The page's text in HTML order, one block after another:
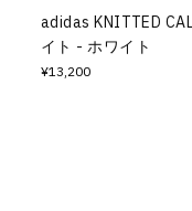
adidas KNITTED
イト - ホワイト
¥13,200